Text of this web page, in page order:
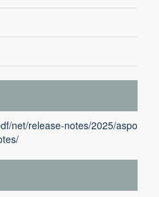
net/release-notes/2025/aspo